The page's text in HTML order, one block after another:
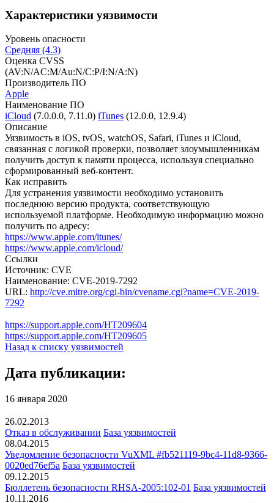
Характеристики уязвимости
Уровень опасности
Средняя (4.3)
Оценка CVSS
(AV:N/AC:M/Au:N/C:P/I:N/A:N)
Производитель ПО
Apple
Наименование ПО
iCloud (7.0.0.0, 7.11.0) iTunes (12.0.0, 12.9.4)
Описание
Уязвимость в iOS, tvOS, watchOS, Safari, iTunes и iCloud,
связанная с логикой проверки, позволяет злоумышленникам
получить доступ к памяти процесса, используя специально
сформированный веб-контент.
Как исправить
Для устранения уязвимости необходимо установить
последнюю версию продукта, соответствующую
используемой платформе. Необходимую информацию можно
получить по адресу:
https://www.apple.com/itunes/
https://www.apple.com/icloud/
Ссылки
Источник: CVE
Наименование: CVE-2019-7292
URL: http://cve.mitre.org/cgi-bin/cvename.cgi?name=CVE-2019-
7292
https://support.apple.com/HT209604
https://support.apple.com/HT209605
Назад к списку уязвимостей
Дата публикации:
16 января 2020
26.02.2013
Отказ в обслуживании База уязвимостей
08.04.2015
Уведомление безопасности VuXML #fb521119-9bc4-11d8-9366-
0020ed76ef5a База уязвимостей
09.12.2015
Бюллетень безопасности RHSA-2005:102-01 База уязвимостей
10.11.2016